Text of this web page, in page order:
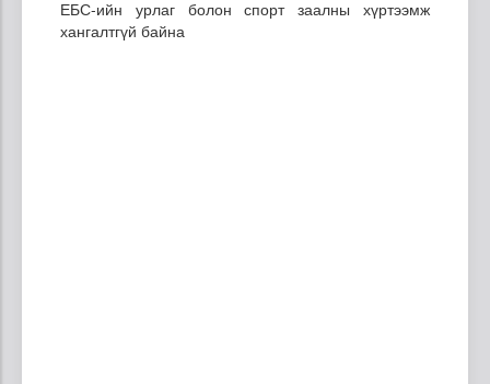
ЕБС-ийн урлаг болон спорт заалны хүртээмж
хангалтгүй байна